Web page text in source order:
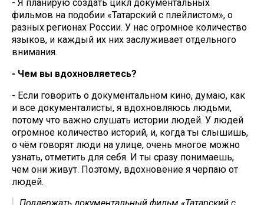
- Я планирую создать цикл документальных
фильмов на подобии «Татарский с плейлистом», о
разных регионах России. У нас огромное количество
языков, и каждый их них заслуживает отдельного
внимания.
- Чем вы вдохновляетесь?
- Если говорить о документальном кино, думаю, как
и все документалисты, я вдохновляюсь людьми,
потому что важно слушать истории людей. У людей
огромное количество историй, и, когда ты слышишь,
о чём говорят люди на улице, очень многое можно
узнать, отметить для себя. И ты сразу понимаешь,
чем они живут. Поэтому, вдохновение я черпаю от
людей.